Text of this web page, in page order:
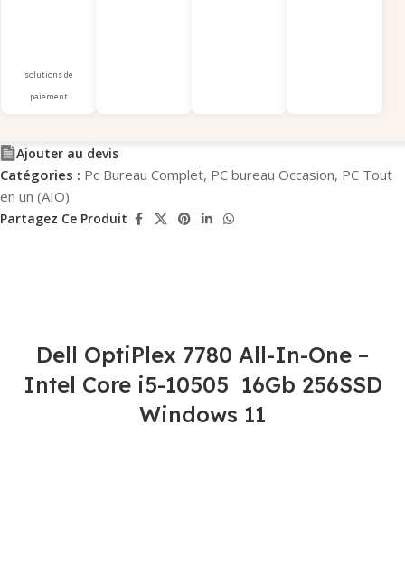
solutions de
paiement
Ajouter au devis
Catégories : Pc Bureau Complet, PC bureau Occasion, PC Tout
en un (AIO)
Partagez Ce Produit
Dell OptiPlex 7780 All-In-One –
Intel Core i5-10505 16Gb 256SSD
Windows 11